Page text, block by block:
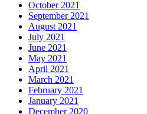
October 2021
September 2021
August 2021
July 2021
June 2021
May 2021
April 2021
March 2021
February 2021
January 2021
December 2020